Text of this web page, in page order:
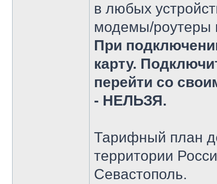
в любых
модемы/роутеры
При
карту.
перейти со
- НЕЛЬЗЯ.
Тарифный план
территории
Севастополь.